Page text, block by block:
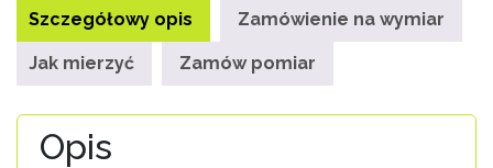
Szczegółowy opis Zamówienie na wymiar
Jak mierzyć Zamów pomiar
Opis